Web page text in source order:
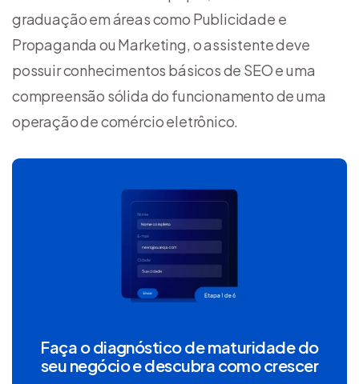
graduação em áreas como Publicidade e
Propaganda ou Marketing, o assistente deve
possuir conhecimentos básicos de SEO e uma
compreensão sólida do funcionamento de uma
operação de comércio eletrônico.
Faça o diagnóstico de maturidade do
seu negócio e descubra como crescer